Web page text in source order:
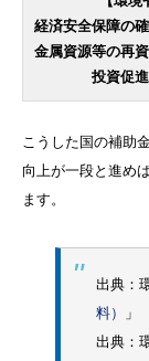
経済安全保障の
金属資源等の再
投資促
こうした国の補助
向上が一段と進め
ます。
出典：
料）
」
出典：